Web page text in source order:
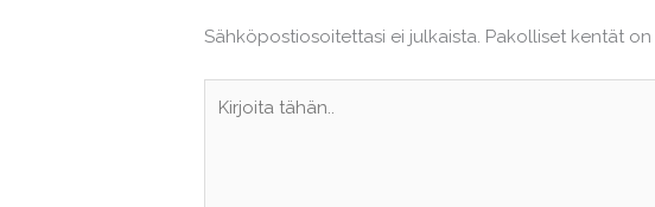
Sähköpostiosoitettasi ei julkaista. Pakolliset kentät
tähän..